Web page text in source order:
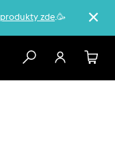
produkty zde.🥳